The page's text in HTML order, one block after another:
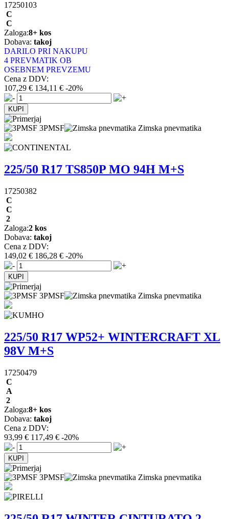
17250103
C
C
Zaloga:8+ kos
Dobava: takoj
DARILO PRI NAKUPU
4 PREVMATIK OB
OSEBNEM PREVZEMU
Cena z DDV:
107,29 € 134,11 € -20%
3PMSF Zimska pnevmatika
225/50 R17 TS850P MO 94H M+S
17250382
C
C
2
Zaloga:2 kos
Dobava: takoj
Cena z DDV:
149,02 € 186,28 € -20%
3PMSF Zimska pnevmatika
225/50 R17 WP52+ WINTERCRAFT XL
98V M+S
17250479
C
A
2
Zaloga:8+ kos
Dobava: takoj
Cena z DDV:
93,99 € 117,49 € -20%
3PMSF Zimska pnevmatika